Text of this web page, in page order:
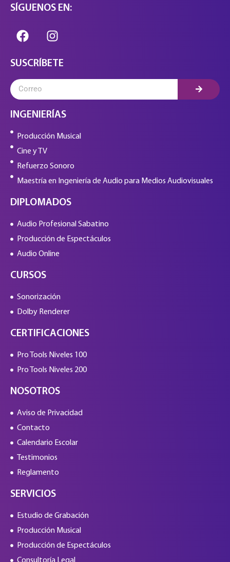
SÍGUENOS EN:
SUSCRÍBETE
INGENIERÍAS
Producción Musical
Cine y TV
Refuerzo Sonoro
Maestría en Ingeniería de Audio para Medios Audiovisuales
DIPLOMADOS
Audio Profesional Sabatino
Producción de Espectáculos
Audio Online
CURSOS
Sonorización
Dolby Renderer
CERTIFICACIONES
Pro Tools Niveles 100
Pro Tools Niveles 200
NOSOTROS
Aviso de Privacidad
Contacto
Calendario Escolar
Testimonios
Reglamento
SERVICIOS
Estudio de Grabación
Producción Musical
Producción de Espectáculos
Consultoría Legal